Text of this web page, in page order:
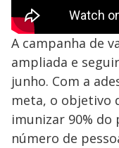
A campanha de
ampliada e
junho. Com a
meta, o objetivo
imunizar 90%
número de